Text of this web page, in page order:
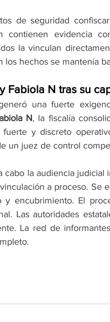
de seguridad
contienen evidencia
la vinculan
hechos se mantenía
Fabiola N tras su
una fuerte
N, la fiscalía
y discreto
un juez de control
cabo la audiencia
a proceso. Se
y encubrimiento. El
Las autoridades
La red de